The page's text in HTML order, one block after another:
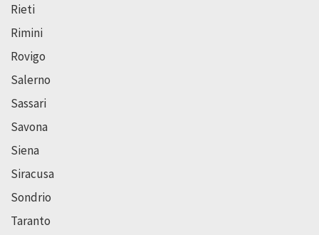
Rieti
Rimini
Rovigo
Salerno
Sassari
Savona
Siena
Siracusa
Sondrio
Taranto